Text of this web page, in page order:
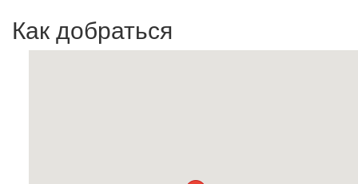
Как добраться